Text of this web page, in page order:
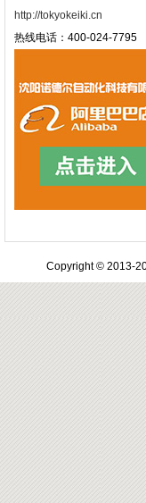
http://tokyokeiki.cn
热线电话：400-024-7795
Copyright © 2013-